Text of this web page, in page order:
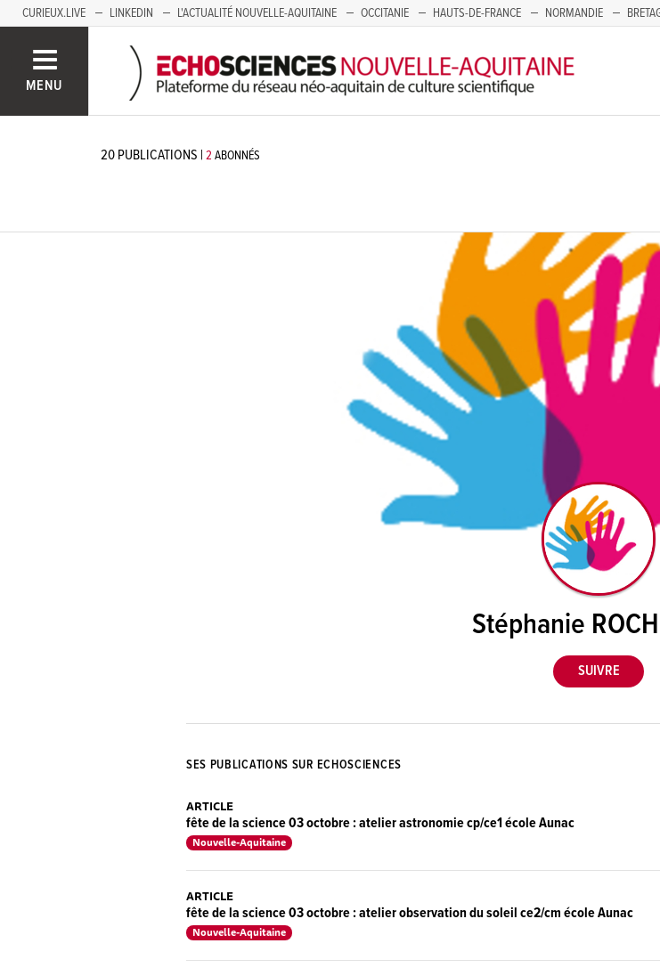
CURIEUX.LIVE LINKEDIN L'ACTUALITÉ NOUVELLE-AQUITAINE OCCITANIE HAUTS-DE-FRANCE NORMANDIE
MENU
20PUBLICATIONS |2 ABONNÉS
Stéphanie
SES PUBLICATIONS SUR ECHOSCIENCES
ARTICLE
fête de la science 03 octobre : atelier astronomie cp/ce1 école Aunac
Nouvelle-Aquitaine
ARTICLE
fête de la science 03 octobre : atelier observation du soleil ce2/cm école Aunac
Nouvelle-Aquitaine